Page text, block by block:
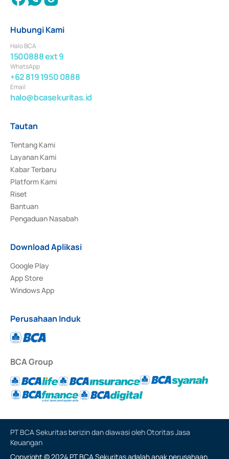
Hubungi Kami
Halo BCA
1500888 ext 9
WhatsApp
+62 819 1950 0888
Email
halo@bcasekuritas.id
Tautan
Tentang Kami
Layanan Kami
Kabar Terbaru
Platform Kami
Riset
Bantuan
Pengaduan Nasabah
Download Aplikasi
Google Play
App Store
Windows App
Perusahaan Induk
BCA Group
PT BCA Sekuritas berizin dan diawasi oleh Otoritas Jasa
Keuangan
Copyright © 2024 PT BCA Sekuritas adalah anak perusahaan